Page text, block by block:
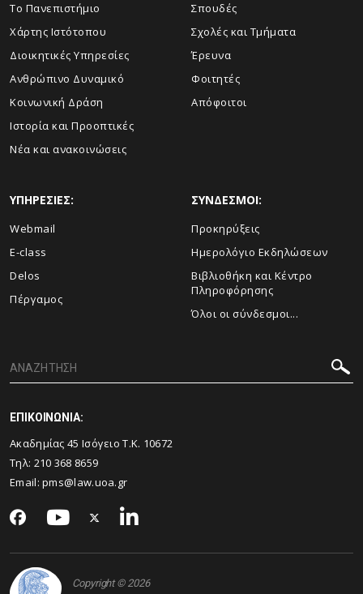
Το Πανεπιστήμιο
Χάρτης Ιστότοπου
Διοικητικές Υπηρεσίες
Ανθρώπινο Δυναμικό
Κοινωνική Δράση
Ιστορία και Προοπτικές
Νέα και ανακοινώσεις
Σπουδές
Σχολές και Τμήματα
Έρευνα
Φοιτητές
Απόφοιτοι
ΥΠΗΡΕΣΙΕΣ:
Webmail
E-class
Delos
Πέργαμος
ΣΥΝΔΕΣΜΟΙ:
Προκηρύξεις
Ημερολόγιο Εκδηλώσεων
Βιβλιοθήκη και Κέντρο
Πληροφόρησης
Όλοι οι σύνδεσμοι...
ΕΠΙΚΟΙΝΩΝΙΑ:
Ακαδημίας 45 Ισόγειο T.K. 10672
Τηλ: 210 368 8659
Email:pms@law.uoa.gr
Copyright © 2026